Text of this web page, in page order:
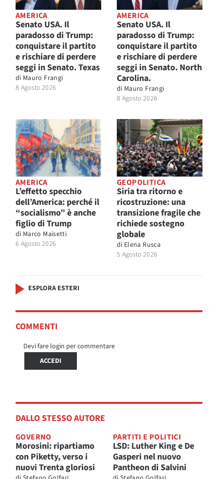
AMERICA
Senato USA. Il
paradosso di Trump:
conquistare il partito
e rischiare di perdere
seggi in Senato. Texas
di Mauro Frangi
8 Agosto 2026
AMERICA
Senato USA. Il
paradosso di Trump:
conquistare il partito
e rischiare di perdere
seggi in Senato. North
Carolina.
di Mauro Frangi
8 Agosto 2026
AMERICA
L’effetto specchio
dell’America: perché il
“socialismo” è anche
figlio di Trump
di Marco Maisetti
6 Agosto 2026
GEOPOLITICA
Siria tra ritorno e
ricostruzione: una
transizione fragile che
richiede sostegno
globale
di Elena Rusca
5 Agosto 2026
ESPLORA ESTERI
COMMENTI
Devi fare login per commentare
ACCEDI
DALLO STESSO AUTORE
GOVERNO
Morosini: ripartiamo
con Piketty, verso i
nuovi Trenta gloriosi
PARTITI E POLITICI
LSD: Luther King e De
Gasperi nel nuovo
Pantheon di Salvini